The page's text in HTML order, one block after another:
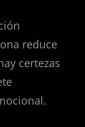
reduce
certezas